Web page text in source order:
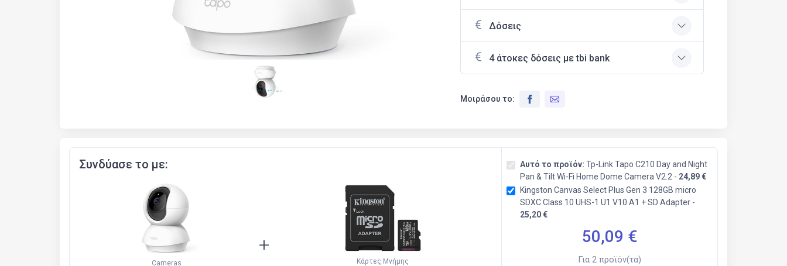
Δόσεις
4 άτοκες δόσεις με tbi bank
Μοιράσου το:
Συνδύασε το με:
Cameras
+
Κάρτες Μνήμης
Αυτό το προϊόν: Tp-Link Tapo C210 Day and Night
Pan & Tilt Wi-Fi Home Dome Camera V2.2 - 24,89 €
Kingston Canvas Select Plus Gen 3 128GB micro
SDXC Class 10 UHS-1 U1 V10 A1 + SD Adapter -
25,20 €
50,09 €
Για2 προϊόν(τα)